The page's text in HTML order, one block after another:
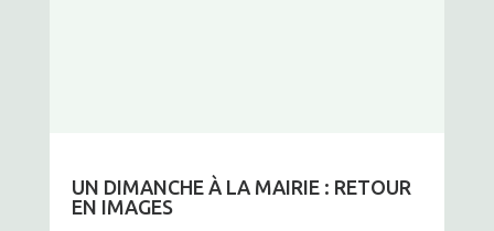
UN DIMANCHE À LA MAIRIE : RETOUR
EN IMAGES